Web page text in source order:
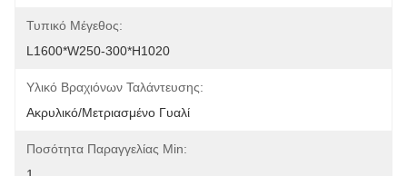
Τυπικό Μέγεθος:
L1600*W250-300*H1020
Υλικό Βραχιόνων Ταλάντευσης:
Ακρυλικό/μετριασμένο Γυαλί
Ποσότητα Παραγγελίας Min: